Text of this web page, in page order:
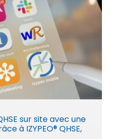
sur site avec une
à IZYPEO® QHSE,